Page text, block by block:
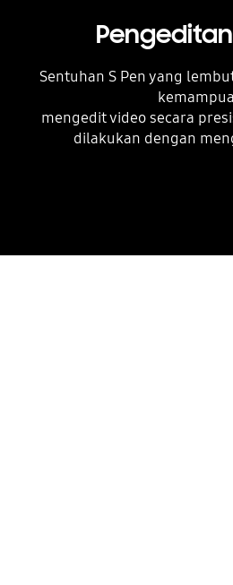
Sentuhan S Pen yang
mengedit video secara
dilakukan dengan